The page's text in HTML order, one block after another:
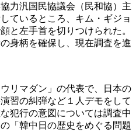
力汎国民協議会（民和協）主
ているところ、キム・ギジョ
と左手首を切りつけられた。
身柄を確保し、現在調査を進
リマダン」の代表で、日本の
習の糾弾など１人デモをして
犯行の意図については調査中
「韓中日の歴史をめぐる問題